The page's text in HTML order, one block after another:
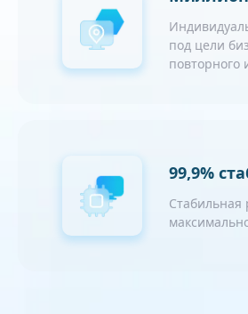
под цели
повторного
99,9%
Стабильная